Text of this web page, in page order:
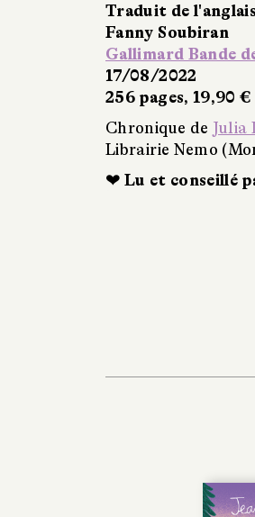
Traduit de
Fanny Soubiran
Gallimard Bande
17/08/2022
256 pages, 19,90 €
Chronique de Julia
Librairie Nemo
❤ Lu et conseillé